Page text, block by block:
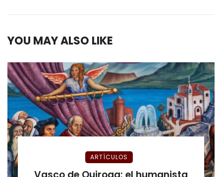
YOU MAY ALSO LIKE
ARTÍCULOS